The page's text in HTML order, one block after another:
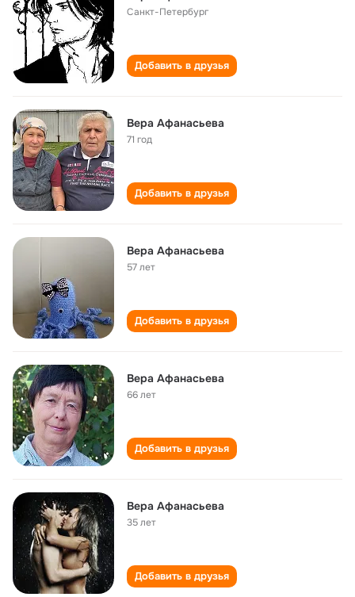
Санкт-Петербург
Добавить в друзья
Вера Афанасьева
71 год
Добавить в друзья
Вера Афанасьева
57 лет
Добавить в друзья
Вера Афанасьева
66 лет
Добавить в друзья
Вера Афанасьева
35 лет
Добавить в друзья